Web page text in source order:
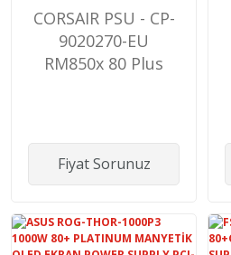
CORSAIR PSU - CP-
9020270-EU
RM850x 80 Plus
Fiyat Sorunuz